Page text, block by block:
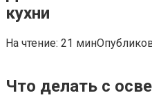
кухни
На чтение: 21 мин
Что делать с